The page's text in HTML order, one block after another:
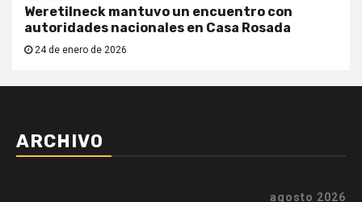
Weretilneck mantuvo un encuentro con
autoridades nacionales en Casa Rosada
24 de enero de 2026
ARCHIVO
agosto 2026